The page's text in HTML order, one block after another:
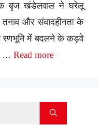
बृज खंडेलवाल ने घरेलू
और संवादहीनता के
रणभूमि में बदलने के कड़वे
… Read more